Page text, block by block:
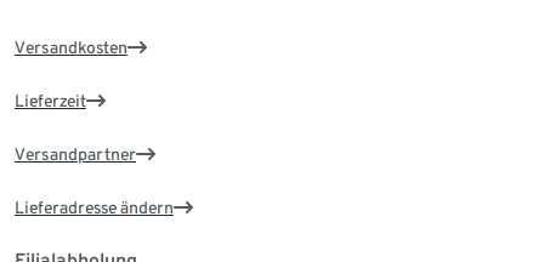
Versandkosten
Lieferzeit
Versandpartner
Lieferadresse ändern